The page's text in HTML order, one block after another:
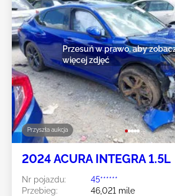
Przyszła aukcja
Przesuń w prawo, aby
więcej zdjęć
2024 ACURA INTEGRA 1.5L
Nr pojazdu:
45******
Przebieg:
46,021 mile